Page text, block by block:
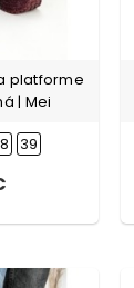
platforme
| Mei
39